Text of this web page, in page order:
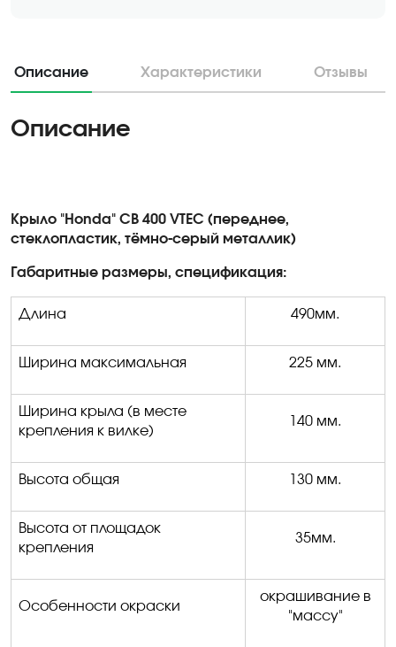
Описание Характеристики Отзывы
Описание
Крыло "Honda" CB 400 VTEC (переднее,
стеклопластик, тёмно-серый металлик)
Габаритные размеры, спецификация:
Длина 490мм.
Ширина максимальная 225 мм.
Ширина крыла (в месте
крепления к вилке)
140 мм.
Высота общая 130 мм.
Высота от площадок
крепления
35мм.
Особенности окраски
окрашивание в
"массу"